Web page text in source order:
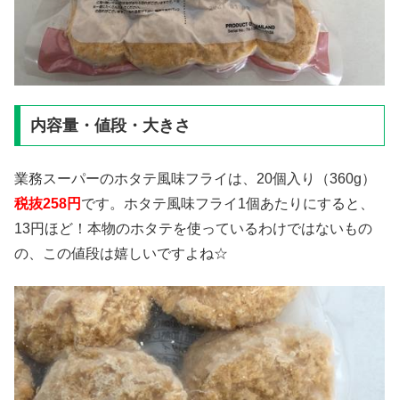
内容量・値段・大きさ
業務スーパーのホタテ風味フライは、20個入り（360g）
税抜258円 です。ホタテ風味フライ1個あたりにすると、
13円ほど！本物のホタテを使っているわけではないもの
の、この値段は嬉しいですよね☆